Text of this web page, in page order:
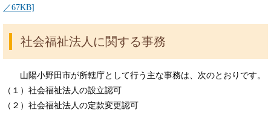
／67KB]
社会福祉法人に関する事務
山陽小野田市が所轄庁として行う主な事務は、次のとおりです。
（１）社会福祉法人の設立認可
（２）社会福祉法人の定款変更認可